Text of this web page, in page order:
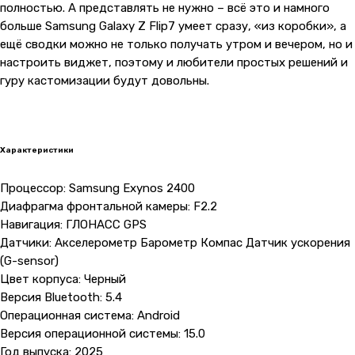
полностью. А представлять не нужно – всё это и намного
больше Samsung Galaxy Z Flip7 умеет сразу, «из коробки», а
ещё сводки можно не только получать утром и вечером, но и
настроить виджет, поэтому и любители простых решений и
гуру кастомизации будут довольны.
Характеристики
Процессор: Samsung Exynos 2400
Диафрагма фронтальной камеры: F2.2
Навигация: ГЛОНАСС GPS
Датчики: Акселерометр Барометр Компас Датчик ускорения
(G-sensor)
Цвет корпуса: Черный
Версия Bluetooth: 5.4
Операционная система: Android
Версия операционной системы: 15.0
Год выпуска: 2025